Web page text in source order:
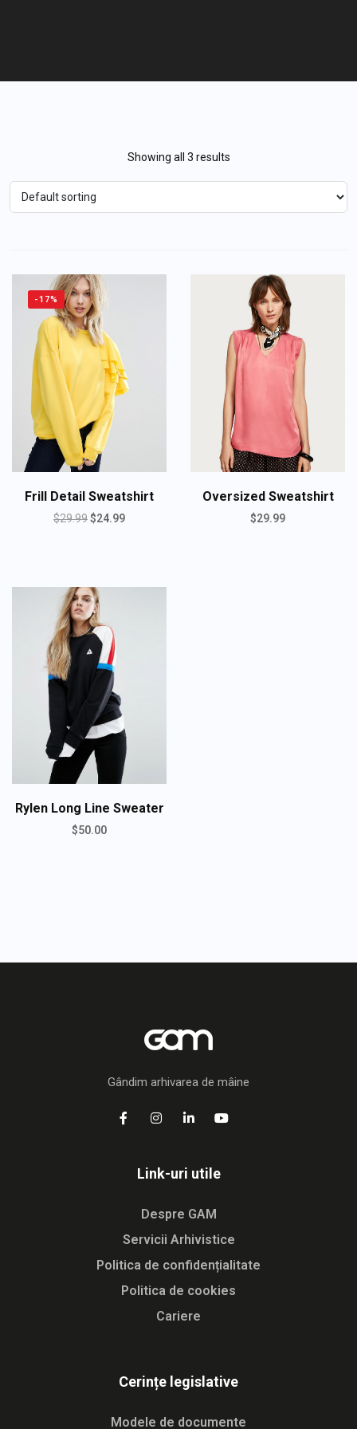
Showing all 3 results
-17%
Frill Detail Sweatshirt
$29.99$24.99
ADD TO CART
Oversized Sweatshirt
$29.99
Rylen Long Line Sweater
$50.00
Gândim arhivarea de mâine
Link-uri utile
Despre GAM
Servicii Arhivistice
Politica de confidențialitate
Politica de cookies
Cariere
Cerințe legislative
Modele de documente